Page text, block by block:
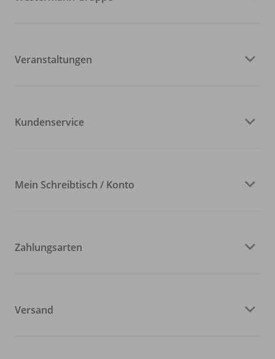
Veranstaltungen
Kundenservice
Mein Schreibtisch / Konto
Zahlungsarten
Versand